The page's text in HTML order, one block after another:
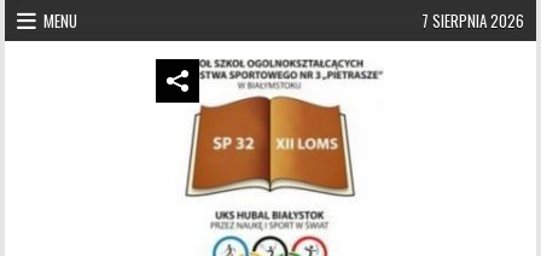
Skip to content
MENU 7 SIERPNIA 2026